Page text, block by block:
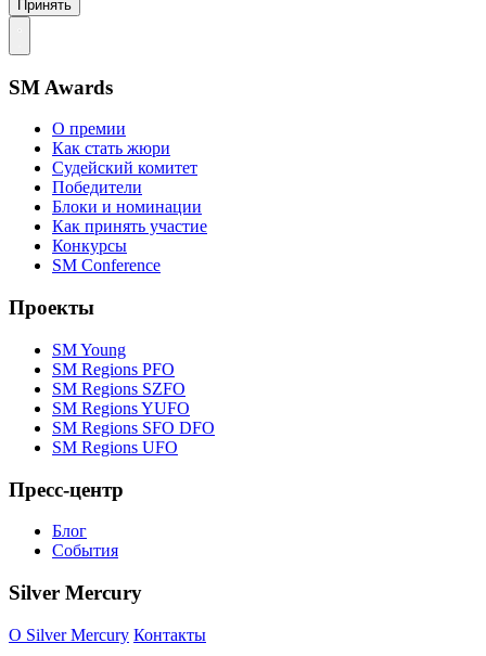
Принять
SM Awards
О премии
Как стать жюри
Судейский комитет
Победители
Блоки и номинации
Как принять участие
Конкурсы
SM Conference
Проекты
SM Young
SM Regions PFO
SM Regions SZFO
SM Regions YUFO
SM Regions SFO DFO
SM Regions UFO
Пресс-центр
Блог
События
Silver Mercury
O Silver Mercury Контакты